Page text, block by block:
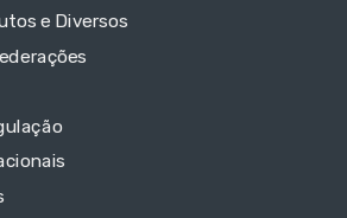
e Diversos